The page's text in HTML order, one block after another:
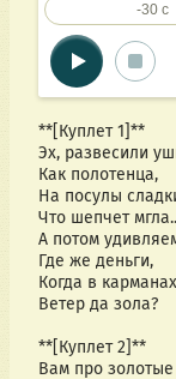
-30 c
**[Куплет 1]**
Эх, развесили
Как полотенца,
На посулы
Что шепчет
А потом
Где же деньги,
Когда в
Ветер да зола?
**[Куплет 2]**
Вам про